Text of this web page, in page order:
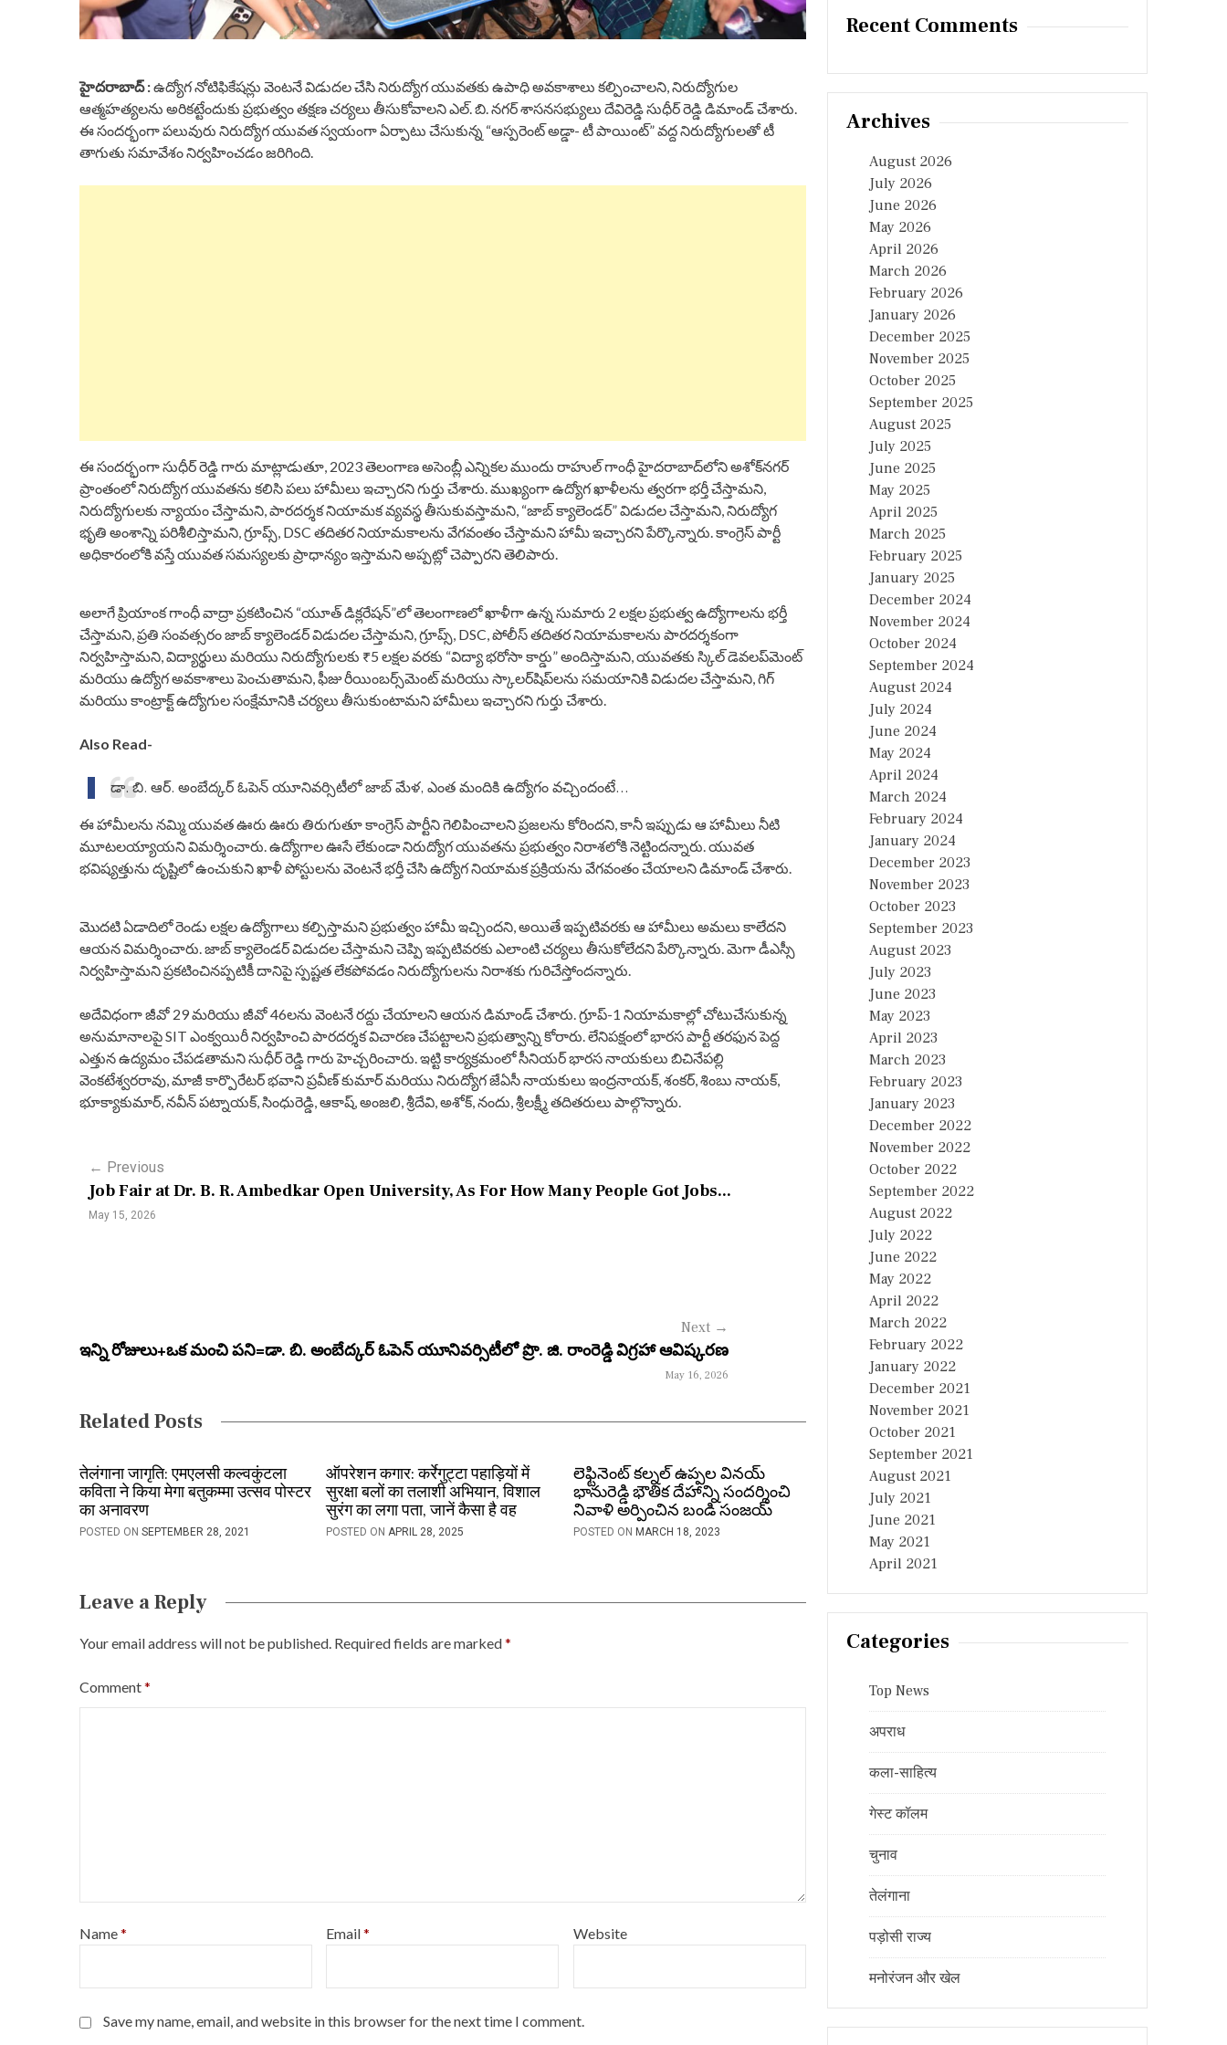
హైదరాబాద్ :ఉద్యోగ నోటిఫికేషన్లు వెంటనే విడుదల చేసి నిరుద్యోగ యువతకు ఉపాధి అవకాశాలు కల్పించాలని, నిరుద్యోగుల
ఆత్మహత్యలను అరికట్టేందుకు ప్రభుత్వం తక్షణ చర్యలు తీసుకోవాలని ఎల్. బి. నగర్ శాసనసభ్యులు దేవిరెడ్డి సుధీర్ రెడ్డి డిమాండ్ చేశారు.
ఈ సందర్భంగా పలువురు నిరుద్యోగ యువత స్వయంగా ఏర్పాటు చేసుకున్న “ఆస్పరెంట్ అడ్డా- టీ పాయింట్” వద్ద నిరుద్యోగులతో టీ
తాగుతు సమావేశం నిర్వహించడం జరిగింది.
ఈ సందర్భంగా సుధీర్ రెడ్డి గారు మాట్లాడుతూ, 2023 తెలంగాణ అసెంబ్లీ ఎన్నికల ముందు రాహుల్ గాంధీ హైదరాబాద్‌లోని అశోక్‌నగర్
ప్రాంతంలో నిరుద్యోగ యువతను కలిసి పలు హామీలు ఇచ్చారని గుర్తు చేశారు. ముఖ్యంగా ఉద్యోగ ఖాళీలను త్వరగా భర్తీ చేస్తామని,
నిరుద్యోగులకు న్యాయం చేస్తామని, పారదర్శక నియామక వ్యవస్థ తీసుకువస్తామని, “జాబ్ క్యాలెండర్” విడుదల చేస్తామని, నిరుద్యోగ
భృతి అంశాన్ని పరిశీలిస్తామని, గ్రూప్స్, DSC తదితర నియామకాలను వేగవంతం చేస్తామని హామీ ఇచ్చారని పేర్కొన్నారు. కాంగ్రెస్ పార్టీ
అధికారంలోకి వస్తే యువత సమస్యలకు ప్రాధాన్యం ఇస్తామని అప్పట్లో చెప్పారని తెలిపారు.
అలాగే ప్రియాంక గాంధీ వాద్రా ప్రకటించిన “యూత్ డిక్లరేషన్”లో తెలంగాణలో ఖాళీగా ఉన్న సుమారు 2 లక్షల ప్రభుత్వ ఉద్యోగాలను భర్తీ
చేస్తామని, ప్రతి సంవత్సరం జాబ్ క్యాలెండర్ విడుదల చేస్తామని, గ్రూప్స్, DSC, పోలీస్ తదితర నియామకాలను పారదర్శకంగా
నిర్వహిస్తామని, విద్యార్థులు మరియు నిరుద్యోగులకు ₹5 లక్షల వరకు “విద్యా భరోసా కార్డు” అందిస్తామని, యువతకు స్కిల్ డెవలప్‌మెంట్
మరియు ఉద్యోగ అవకాశాలు పెంచుతామని, ఫీజు రీయింబర్స్‌మెంట్ మరియు స్కాలర్‌షిప్‌లను సమయానికి విడుదల చేస్తామని, గిగ్
మరియు కాంట్రాక్ట్ ఉద్యోగుల సంక్షేమానికి చర్యలు తీసుకుంటామని హామీలు ఇచ్చారని గుర్తు చేశారు.
Also Read-
డా. బి. ఆర్. అంబేద్కర్ ఓపెన్ యూనివర్సిటీలో జాబ్ మేళ, ఎంత మందికి ఉద్యోగం వచ్చిందంటే…
ఈ హామీలను నమ్మి యువత ఊరు ఊరు తిరుగుతూ కాంగ్రెస్ పార్టీని గెలిపించాలని ప్రజలను కోరిందని, కానీ ఇప్పుడు ఆ హామీలు నీటి
మూటలయ్యాయని విమర్శించారు. ఉద్యోగాల ఊసే లేకుండా నిరుద్యోగ యువతను ప్రభుత్వం నిరాశలోకి నెట్టిందన్నారు. యువత
భవిష్యత్తును దృష్టిలో ఉంచుకుని ఖాళీ పోస్టులను వెంటనే భర్తీ చేసి ఉద్యోగ నియామక ప్రక్రియను వేగవంతం చేయాలని డిమాండ్ చేశారు.
మొదటి ఏడాదిలో రెండు లక్షల ఉద్యోగాలు కల్పిస్తామని ప్రభుత్వం హామీ ఇచ్చిందని, అయితే ఇప్పటివరకు ఆ హామీలు అమలు కాలేదని
ఆయన విమర్శించారు. జాబ్ క్యాలెండర్ విడుదల చేస్తామని చెప్పి ఇప్పటివరకు ఎలాంటి చర్యలు తీసుకోలేదని పేర్కొన్నారు. మెగా డీఎస్సీ
నిర్వహిస్తామని ప్రకటించినప్పటికీ దానిపై స్పష్టత లేకపోవడం నిరుద్యోగులను నిరాశకు గురిచేస్తోందన్నారు.
అదేవిధంగా జీవో 29 మరియు జీవో 46లను వెంటనే రద్దు చేయాలని ఆయన డిమాండ్ చేశారు. గ్రూప్-1 నియామకాల్లో చోటుచేసుకున్న
అనుమానాలపై SIT ఎంక్వయిరీ నిర్వహించి పారదర్శక విచారణ చేపట్టాలని ప్రభుత్వాన్ని కోరారు. లేనిపక్షంలో భారస పార్టీ తరఫున పెద్ద
ఎత్తున ఉద్యమం చేపడతామని సుధీర్ రెడ్డి గారు హెచ్చరించారు. ఇట్టి కార్యక్రమంలో సీనియర్ భారస నాయకులు బిచినేపల్లి
వెంకటేశ్వరరావు, మాజీ కార్పొరేటర్ భవాని ప్రవీణ్ కుమార్ మరియు నిరుద్యోగ జేఏసీ నాయకులు ఇంద్రనాయక్, శంకర్, శింబు నాయక్,
భూక్యాకుమార్, నవీన్ పట్నాయక్, సింధురెడ్డి, ఆకాష్, అంజలి, శ్రీదేవి, అశోక్, నందు, శ్రీలక్ష్మీ తదితరులు పాల్గొన్నారు.
P
o
g
a
t
i
n
← Previous
Job Fair at Dr. B. R. Ambedkar Open University, As For How Many People Got Jobs...
May 15, 2026
Next →
ఇన్ని రోజులు+ఒక మంచి పని=డా. బి. అంబేద్కర్ ఓపెన్ యూనివర్సిటీలో ప్రొ. జి. రాంరెడ్డి విగ్రహా ఆవిష్కరణ
May 16, 2026
Related Posts
तेलंगाना जागृति: एमएलसी कल्वकुंटला
कविता ने किया मेगा बतुकम्मा उत्सव पोस्टर
का अनावरण
POSTED ON SEPTEMBER 28, 2021
ऑपरेशन कगार: कर्रेगुट्टा पहाड़ियों में
सुरक्षा बलों का तलाशी अभियान, विशाल
सुरंग का लगा पता, जानें कैसा है वह
POSTED ON APRIL 28, 2025
లెఫ్టినెంట్ కల్నల్ ఉప్పల వినయ్
భానురెడ్డి భౌతిక దేహాన్ని సందర్శించి
నివాళి అర్పించిన బండి సంజయ్
POSTED ON MARCH 18, 2023
Leave a Reply
Your email address will not be published. Required fields are marked*
Comment*
Name* Email* Website
Save my name, email, and website in this browser for the next time I comment.
Recent Comments
Archives
August 2026
July 2026
June 2026
May 2026
April 2026
March 2026
February 2026
January 2026
December 2025
November 2025
October 2025
September 2025
August 2025
July 2025
June 2025
May 2025
April 2025
March 2025
February 2025
January 2025
December 2024
November 2024
October 2024
September 2024
August 2024
July 2024
June 2024
May 2024
April 2024
March 2024
February 2024
January 2024
December 2023
November 2023
October 2023
September 2023
August 2023
July 2023
June 2023
May 2023
April 2023
March 2023
February 2023
January 2023
December 2022
November 2022
October 2022
September 2022
August 2022
July 2022
June 2022
May 2022
April 2022
March 2022
February 2022
January 2022
December 2021
November 2021
October 2021
September 2021
August 2021
July 2021
June 2021
May 2021
April 2021
Categories
Top News
अपराध
कला-साहित्य
गेस्ट कॉलम
चुनाव
तेलंगाना
पड़ोसी राज्य
मनोरंजन और खेल